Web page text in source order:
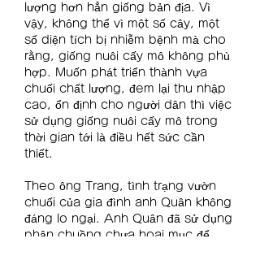
lượng hơn hẳn giống bản địa. Vì
vậy, không thể vì một số cây, một
số diện tích bị nhiễm bệnh mà cho
rằng, giống nuôi cấy mô không phù
hợp. Muốn phát triển thành vựa
chuối chất lượng, đem lại thu nhập
cao, ổn định cho người dân thì việc
sử dụng giống nuôi cấy mô trong
thời gian tới là điều hết sức cần
thiết.
Theo ông Trang, tình trạng vườn
chuối của gia đình anh Quân không
đáng lo ngại. Anh Quân đã sử dụng
phân chuồng chưa hoai mục để